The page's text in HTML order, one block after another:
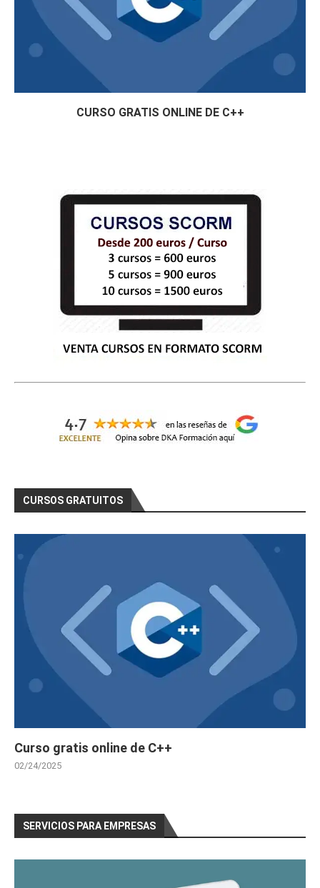
CURSO GRATIS ONLINE DE C++
CURSOS GRATUITOS
Curso gratis online de C++
02/24/2025
SERVICIOS PARA EMPRESAS